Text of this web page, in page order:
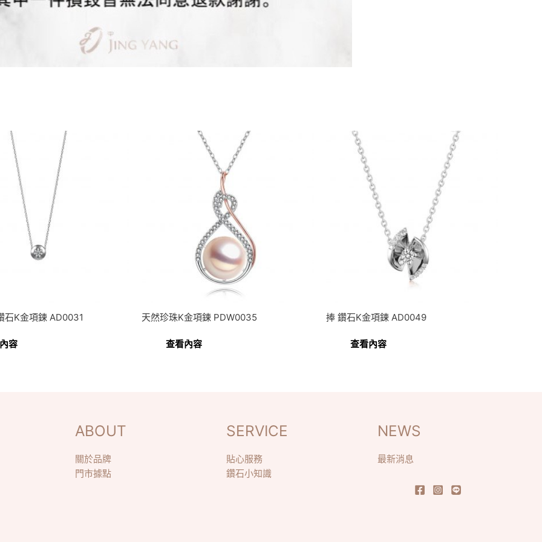
石K金項鍊 AD0031
容
天然珍珠K金項鍊 PDW0035
查看內容
捧 鑽石K金項鍊 AD0049
查看內容
ABOUT
關於品牌
門市據點
SERVICE
貼心服務
鑽石小知識
NEWS
最新消息